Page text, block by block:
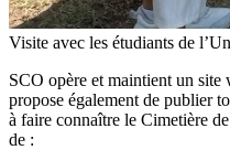
Visite avec les étudiants de
SCO opère et maintient un site
propose également de publier
à faire connaître le Cimetière
de :